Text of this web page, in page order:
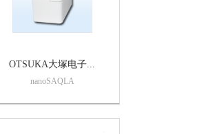
OTSUKA大塚电子...
nanoSAQLA